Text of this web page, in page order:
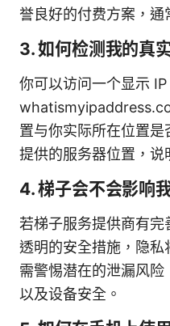
誉良好的付费方案，通
3. 如何检测我的真
你可以访问一个显示
置与你实际所在位置
提供的服务器位置，说
4. 梯子会不会影响
若梯子服务提供商有
透明的安全措施，隐
需警惕潜在的泄漏风险
以及设备安全。